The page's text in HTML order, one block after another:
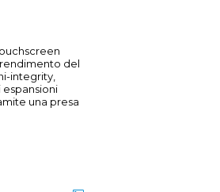
del
integrity,
espansioni
una presa